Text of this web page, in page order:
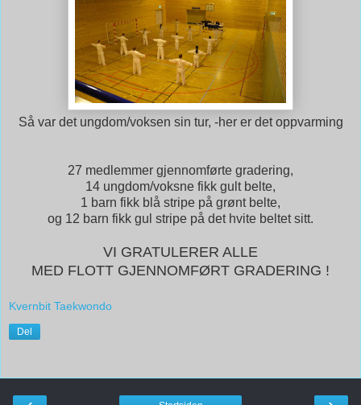
Så var det ungdom/voksen sin tur, -her er det oppvarming
27 medlemmer gjennomførte gradering,
14 ungdom/voksne fikk gult belte,
1 barn fikk blå stripe på grønt belte,
og 12 barn fikk gul stripe på det hvite beltet sitt.
VI GRATULERER ALLE
MED FLOTT GJENNOMFØRT GRADERING !
Kvernbit Taekwondo
Del